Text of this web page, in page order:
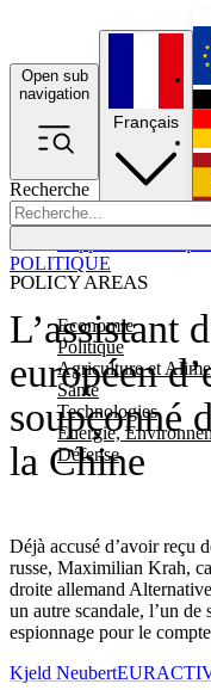
Open sub
navigation
Recherche
POLICY AREAS
Economie
Politique
Agriculture et
Santé
Technologies
Energie,
Défense
Français
L’assistant
européen
soupçonné
la Chine
Déjà accusé d’avoir reçu
russe, Maximilian Krah,
droite allemand
un autre scandale, l’un de
espionnage pour le
POLITIQUE
Kjeld Neubert